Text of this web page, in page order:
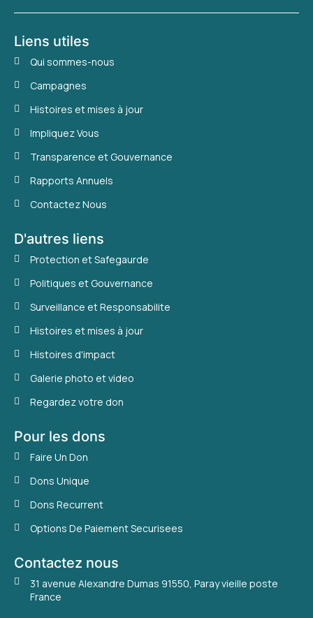
Liens utiles
Qui sommes-nous
Campagnes
Histoires et mises à jour
Impliquez Vous
Transparence et Gouvernance
Rapports Annuels
Contactez Nous
D'autres liens
Protection et Safegaurde
Politiques et Gouvernance
Surveillance et Responsabilite
Histoires et mises à jour
Histoires d'impact
Galerie photo et video
Regardez votre don
Pour les dons
Faire Un Don
Dons Unique
Dons Recurrent
Options De Paiement Securisees
Contactez nous
31 avenue Alexandre Dumas 91550, Paray vieille poste
France